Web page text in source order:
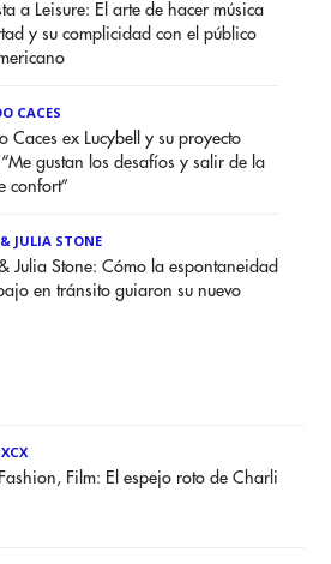
a Leisure: El arte de hacer música
y su complicidad con el público
CACES
Caces ex Lucybell y su proyecto
gustan los desafíos y salir de la
confort”
JULIA STONE
Julia Stone: Cómo la espontaneidad
en tránsito guiaron su nuevo
Film: El espejo roto de Charli